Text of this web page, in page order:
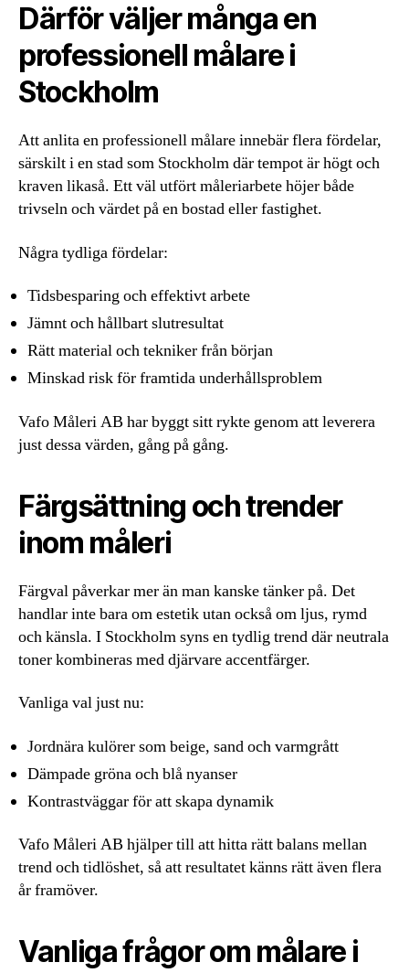
Därför väljer många en
professionell målare i
Stockholm
Att anlita en professionell målare innebär flera fördelar,
särskilt i en stad som Stockholm där tempot är högt och
kraven likaså. Ett väl utfört måleriarbete höjer både
trivseln och värdet på en bostad eller fastighet.
Några tydliga fördelar:
Tidsbesparing och effektivt arbete
Jämnt och hållbart slutresultat
Rätt material och tekniker från början
Minskad risk för framtida underhållsproblem
Vafo Måleri AB har byggt sitt rykte genom att leverera
just dessa värden, gång på gång.
Färgsättning och trender
inom måleri
Färgval påverkar mer än man kanske tänker på. Det
handlar inte bara om estetik utan också om ljus, rymd
och känsla. I Stockholm syns en tydlig trend där neutrala
toner kombineras med djärvare accentfärger.
Vanliga val just nu:
Jordnära kulörer som beige, sand och varmgrått
Dämpade gröna och blå nyanser
Kontrastväggar för att skapa dynamik
Vafo Måleri AB hjälper till att hitta rätt balans mellan
trend och tidlöshet, så att resultatet känns rätt även flera
år framöver.
Vanliga frågor om målare i